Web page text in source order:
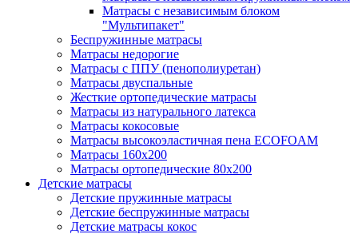
Матрасы с независимым блоком
"Мультипакет"
Беспружинные матрасы
Матрасы недорогие
Матрасы с ППУ (пенополиуретан)
Матрасы двуспальные
Жесткие ортопедические матрасы
Матрасы из натурального латекса
Матрасы кокосовые
Матрасы высокоэластичная пена ECOFOAM
Матрасы 160х200
Матрасы ортопедические 80х200
Детские матрасы
Детские пружинные матрасы
Детские беспружинные матрасы
Детские матрасы кокос